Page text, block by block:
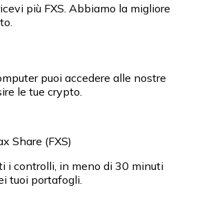
più FXS. Abbiamo la migliore
puoi accedere alle nostre
le tue crypto.
Share (FXS)
i controlli, in meno di 30 minuti
tuoi portafogli.